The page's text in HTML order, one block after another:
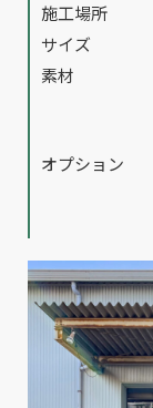
施工場所
サイズ
素材
オプション